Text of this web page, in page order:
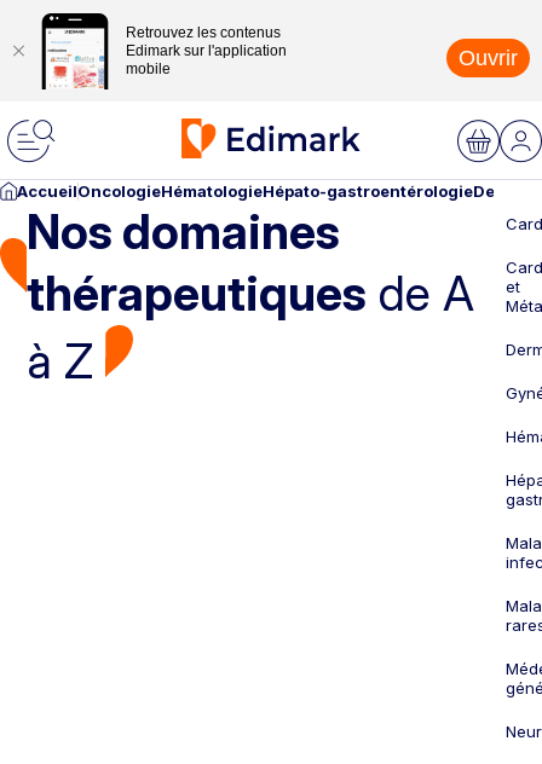
Retrouvez les contenus
Edimark sur l'application
mobile
Ouvrir
AccueilOncologieHématologieHépato-gastroentérologie
Nos domaines
thérapeutiques de A
à Z
et